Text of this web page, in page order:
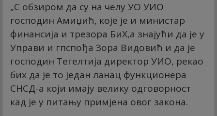
„С обзиром да су на челу УО УИО
господин Амиџић, које је и министар
финансија и трезора БиХ,а знајући да је у
Управи и гпспођа Зора Видовић и да је
господин Тегелтија директор УИО, рекао
бих да је то један ланац функционера
СНСД-а који имају велику одговорност
кад је у питању примјена овог закона.